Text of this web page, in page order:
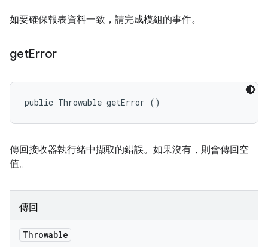
如要確保報表資料一致，請完成模組的事件。
getError
public Throwable getError ()
傳回接收器執行緒中擷取的錯誤。如果沒有，則會傳回空
值。
傳回
Throwable